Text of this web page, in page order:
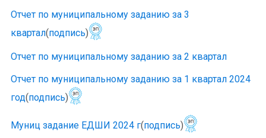
Отчет по муниципальному заданию за 3
квартал(подпись)
Отчет по муниципальному заданию за 2 квартал
Отчет по муниципальному заданию за 1 квартал 2024
год(подпись)
Муниц задание ЕДШИ 2024 г(подпись)